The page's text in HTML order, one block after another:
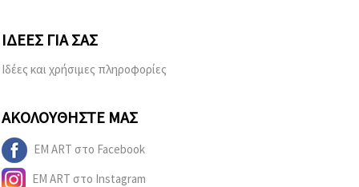
ΙΔΈΕΣ ΓΙΑ ΣΑΣ
Ιδέες και χρήσιμες πληροφορίες
ΑΚΟΛΟΥΘΉΣΤΕ ΜΑΣ
EM ART στο Facebook
EM ART στο Instagram